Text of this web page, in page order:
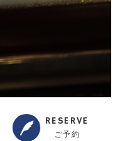
RESERVE
ご予約